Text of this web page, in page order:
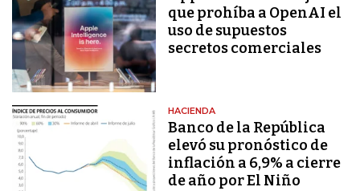
que prohíba a OpenAI el
uso de supuestos
secretos comerciales
HACIENDA
Banco de la República
elevó su pronóstico de
inflación a 6,9% a cierre
de año por El Niño